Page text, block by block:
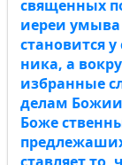
священных
иереи
становится
ника, а
избранные
делам
Боже